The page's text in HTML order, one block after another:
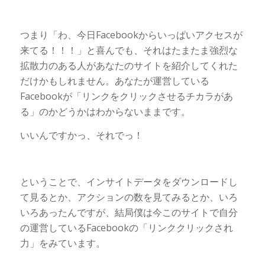
つまり「わ、今日Facebookからいっぱいアクセスが
来てる！！！」と喜んでも、それはたまたま強烈な
拡散力のある人があなたのサイトを紹介してくれた
だけかもしれません。あなたが運営している
Facebookが「リンクをクリックさせるチカラがあ
る」のかどうかはわからないままです。
いいんですかっ、それでっ！
ということで、インサイトデータをダウンロードし
て見るとか、アクションの数を見てみるとか、いろ
いろあったんですが、結局僕は今このサイトで自分
の運営しているFacebookの「リンククリックされ
力」をみています。